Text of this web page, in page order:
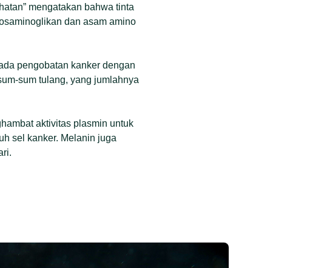
mengatakan bahwa tinta
dan asam amino
pengobatan kanker dengan
sum tulang, yang jumlahnya
aktivitas plasmin untuk
sel kanker. Melanin juga